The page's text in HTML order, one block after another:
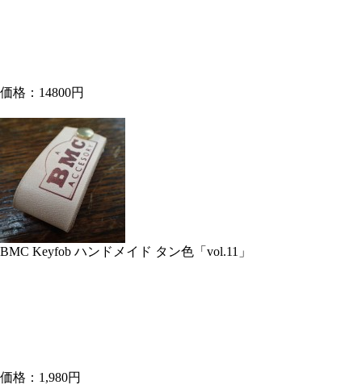
価格：14800円
BMC Keyfob ハンドメイド タン色「vol.11」
価格：1,980円